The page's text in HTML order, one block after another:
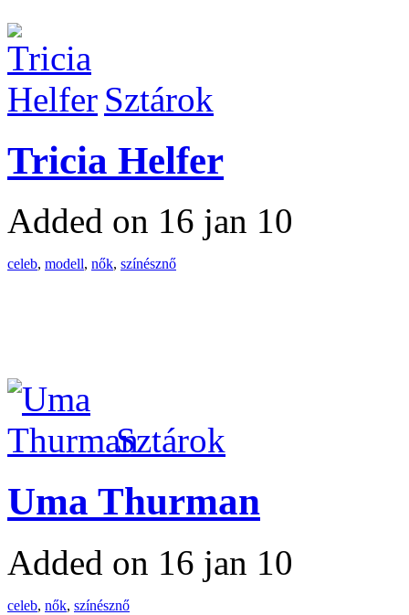
Sztárok
Tricia Helfer
Added on 16 jan 10
celeb, modell, nők, színésznő
Sztárok
Uma Thurman
Added on 16 jan 10
celeb, nők, színésznő